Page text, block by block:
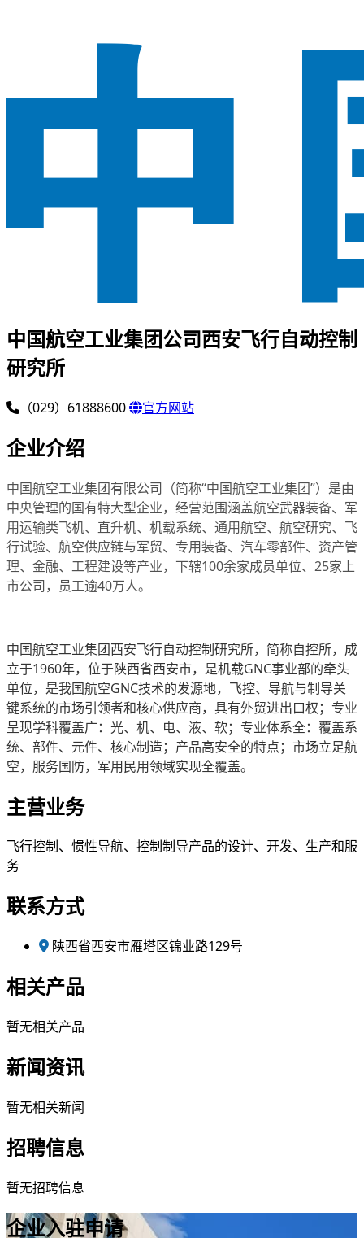
中国航空工业集团公司西安飞行自动控制
研究所
（029）61888600 官方网站
企业介绍
中国航空工业集团有限公司（简称“中国航空工业集团”）是由
中央管理的国有特大型企业，经营范围涵盖航空武器装备、军
用运输类飞机、直升机、机载系统、通用航空、航空研究、飞
行试验、航空供应链与军贸、专用装备、汽车零部件、资产管
理、金融、工程建设等产业，下辖100余家成员单位、25家上
市公司，员工逾40万人。
中国航空工业集团西安飞行自动控制研究所，简称自控所，成
立于1960年，位于陕西省西安市，是机载GNC事业部的牵头
单位，是我国航空GNC技术的发源地，飞控、导航与制导关
键系统的市场引领者和核心供应商，具有外贸进出口权；专业
呈现学科覆盖广：光、机、电、液、软；专业体系全：覆盖系
统、部件、元件、核心制造；产品高安全的特点；市场立足航
空，服务国防，军用民用领域实现全覆盖。
主营业务
飞行控制、惯性导航、控制制导产品的设计、开发、生产和服
务
联系方式
陕西省西安市雁塔区锦业路129号
相关产品
暂无相关产品
新闻资讯
暂无相关新闻
招聘信息
暂无招聘信息
企业入驻申请